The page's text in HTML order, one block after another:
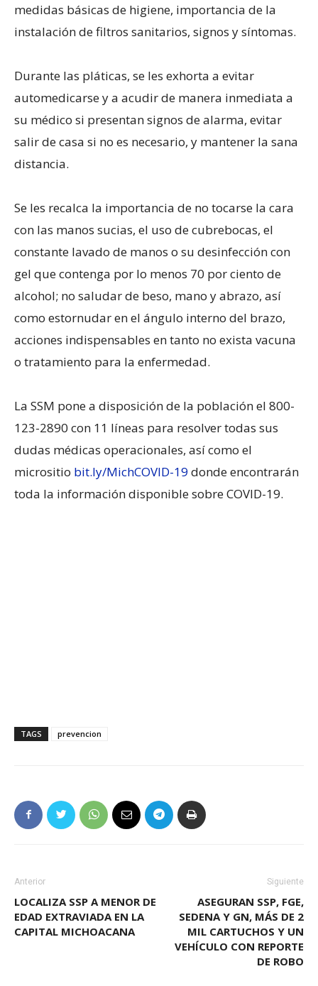
medidas básicas de higiene, importancia de la
instalación de filtros sanitarios, signos y síntomas.
Durante las pláticas, se les exhorta a evitar
automedicarse y a acudir de manera inmediata a
su médico si presentan signos de alarma, evitar
salir de casa si no es necesario, y mantener la sana
distancia.
Se les recalca la importancia de no tocarse la cara
con las manos sucias, el uso de cubrebocas, el
constante lavado de manos o su desinfección con
gel que contenga por lo menos 70 por ciento de
alcohol; no saludar de beso, mano y abrazo, así
como estornudar en el ángulo interno del brazo,
acciones indispensables en tanto no exista vacuna
o tratamiento para la enfermedad.
La SSM pone a disposición de la población el 800-
123-2890 con 11 líneas para resolver todas sus
dudas médicas operacionales, así como el
micrositio bit.ly/MichCOVID-19 donde encontrarán
toda la información disponible sobre COVID-19.
TAGS prevencion
Anterior
LOCALIZA SSP A MENOR DE
EDAD EXTRAVIADA EN LA
CAPITAL MICHOACANA
Siguiente
ASEGURAN SSP, FGE,
SEDENA Y GN, MÁS DE 2
MIL CARTUCHOS Y UN
VEHÍCULO CON REPORTE
DE ROBO